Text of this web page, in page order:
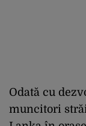
Odată cu
muncitori